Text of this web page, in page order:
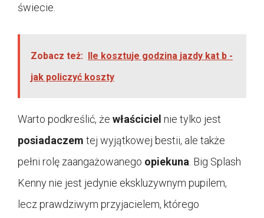
świecie.
Zobacz też: Ile kosztuje godzina jazdy kat b -
jak policzyć koszty
Warto podkreślić, że właściciel nie tylko jest
posiadaczem tej wyjątkowej bestii, ale także
pełni rolę zaangażowanego opiekuna . Big Splash
Kenny nie jest jedynie ekskluzywnym pupilem,
lecz prawdziwym przyjacielem, którego